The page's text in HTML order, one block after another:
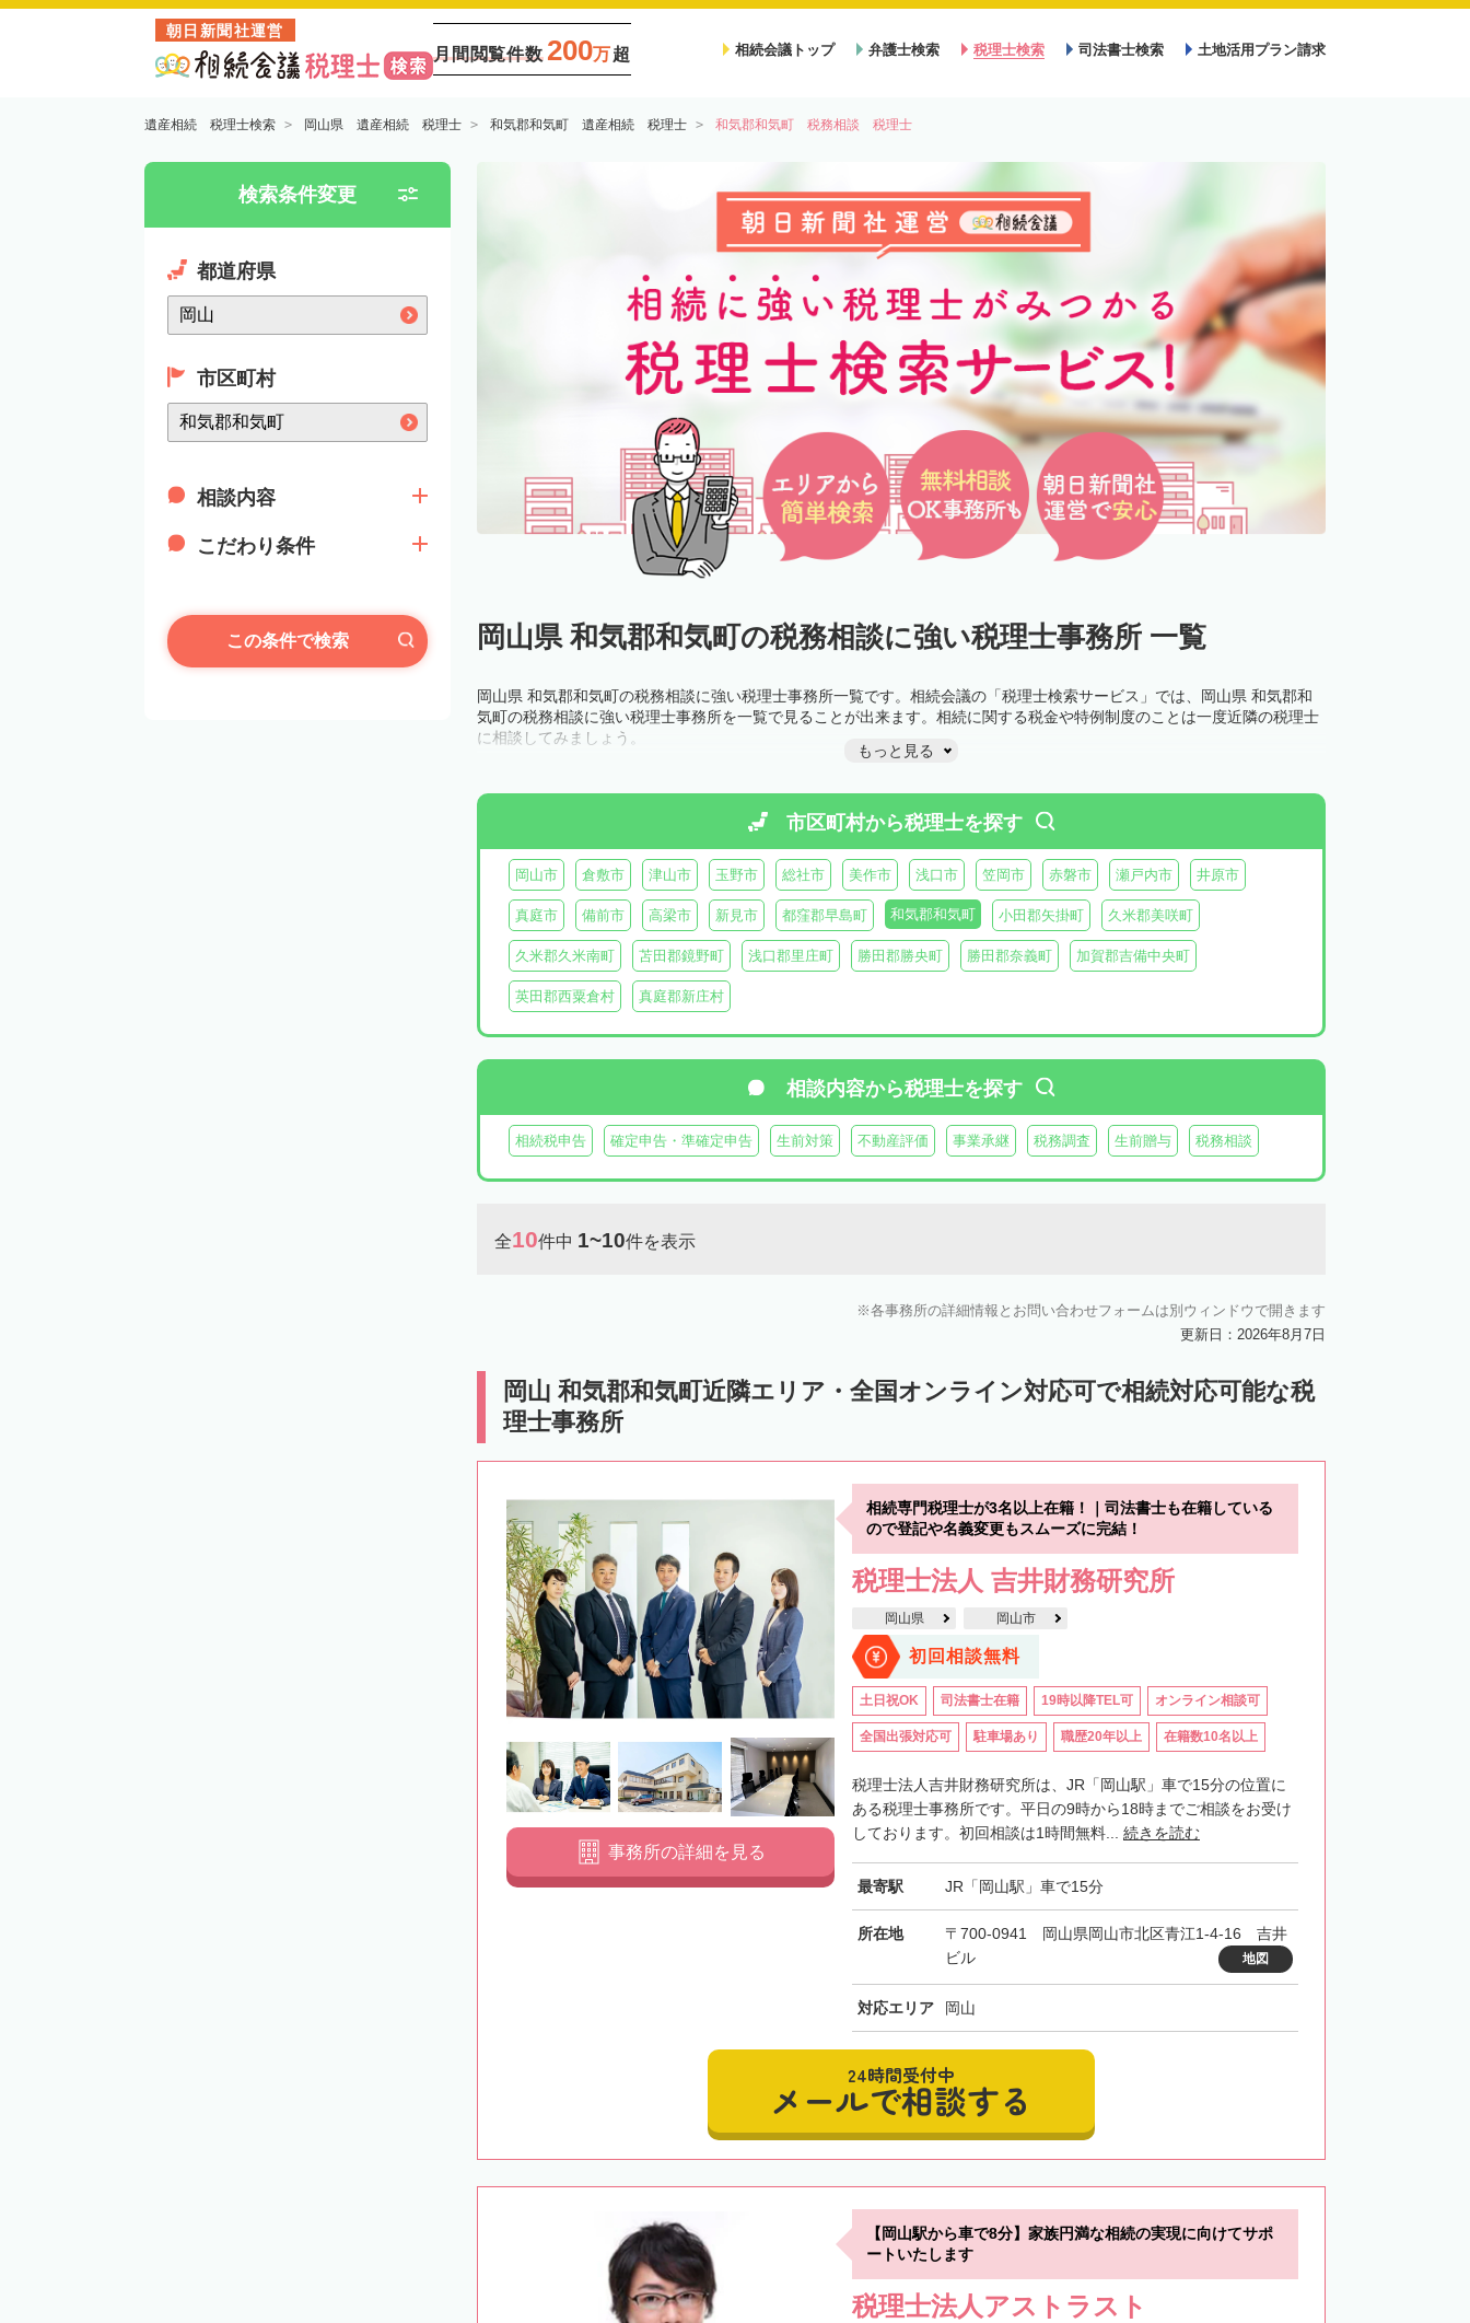
朝日新聞社運営
月間閲覧件数 200万超 相続会議トップ 弁護士検索 税理士検索 司法書士検索 土地活用プラン請求
遺産相続 税理士検索 岡山県 遺産相続 税理士 和気郡和気町 遺産相続 税理士 和気郡和気町 税務相談 税理士
検索条件変更
都道府県
市区町村
相談内容
こだわり条件
この条件で検索 岡山県 和気郡和気町の税務相談に強い税理士事務所 一覧
岡山県 和気郡和気町の税務相談に強い税理士事務所一覧です。相続会議の「税理士検索サービス」では、岡山県 和気郡和
気町の税務相談に強い税理士事務所を一覧で見ることが出来ます。相続に関する税金や特例制度のことは一度近隣の税理士
に相談してみましょう。
もっと見る
市区町村から税理士を探す
岡山市 倉敷市 津山市 玉野市 総社市 美作市 浅口市 笠岡市 赤磐市 瀬戸内市 井原市
真庭市 備前市 高梁市 新見市 都窪郡早島町 和気郡和気町 小田郡矢掛町 久米郡美咲町
久米郡久米南町 苫田郡鏡野町 浅口郡里庄町 勝田郡勝央町 勝田郡奈義町 加賀郡吉備中央町
英田郡西粟倉村 真庭郡新庄村
相談内容から税理士を探す
相続税申告 確定申告・準確定申告 生前対策 不動産評価 事業承継 税務調査 生前贈与 税務相談
全10件中 1~10件を表示
各事務所の詳細情報とお問い合わせフォームは別ウィンドウで開きます
更新日：2026年8月7日
岡山 和気郡和気町近隣エリア・全国オンライン対応可で相続対応可能な税
理士事務所
相続専門税理士が3名以上在籍！｜司法書士も在籍している
ので登記や名義変更もスムーズに完結！
税理士法人 吉井財務研究所
岡山県 岡山市
初回相談無料
土日祝OK 司法書士在籍 19時以降TEL可 オンライン相談可
全国出張対応可 駐車場あり 職歴20年以上 在籍数10名以上
税理士法人吉井財務研究所は、JR「岡山駅」車で15分の位置に
ある税理士事務所です。平日の9時から18時までご相談をお受け
しております。初回相談は1時間無料... 続きを読む
最寄駅 JR「岡山駅」車で15分
所在地
〒700-0941 岡山県岡山市北区青江1-4-16 吉井
ビル
地図
対応エリア 岡山
事務所の詳細を見る
24時間受付中
メールで相談する
【岡山駅から車で8分】家族円満な相続の実現に向けてサポ
ートいたします
税理士法人アストラスト